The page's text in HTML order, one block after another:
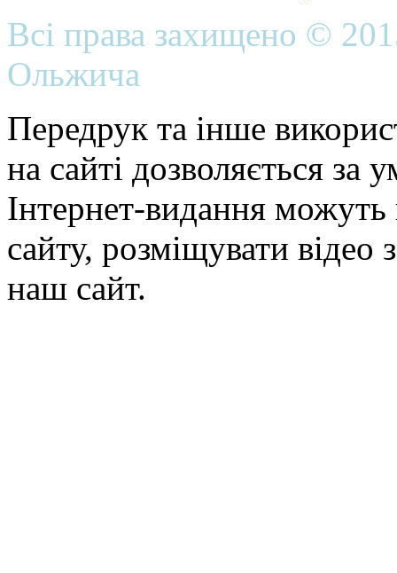
Всі права захищено ©
Ольжича
Передрук та інше
на сайті дозволяється
Інтернет-видання можуть
сайту, розміщувати відео
наш сайт.